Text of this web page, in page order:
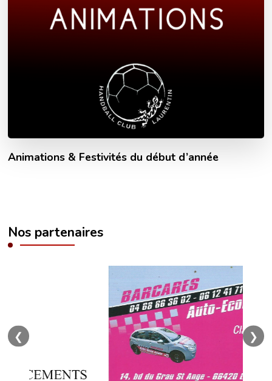
Animations & Festivités du début d’année
Nos partenaires
❮ ❯